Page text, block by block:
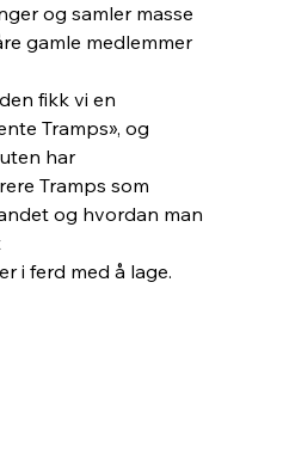
og samler masse
gamle medlemmer
fikk vi en
Tramps», og
har
Tramps som
og hvordan man
i ferd med å lage.